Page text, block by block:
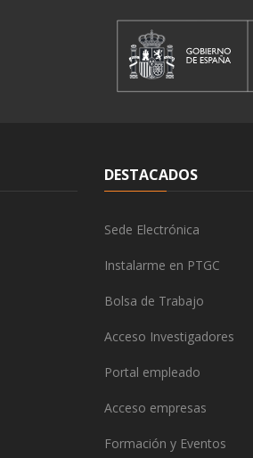
DESTACADOS
Sede Electrónica
Instalarme en PTGC
Bolsa de Trabajo
Acceso Investigadores
Portal empleado
Acceso empresas
Formación y Eventos